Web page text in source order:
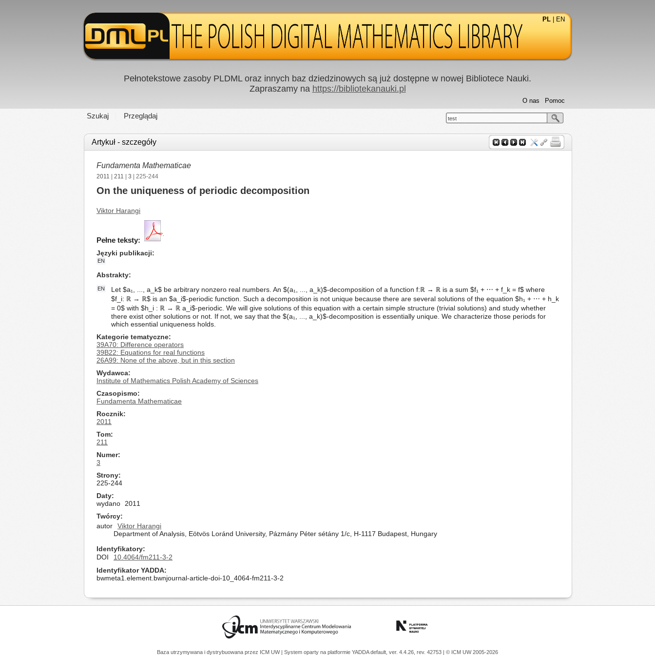
PL EN
Pełnotekstowe zasoby PLDML oraz innych baz dziedzinowych są już dostępne w nowej Bibliotece Nauki.
Zapraszamy na https://bibliotekanauki.pl
Szukaj Przeglądaj
Pomoc
O nas
test
Artykuł - szczegóły
Fundamenta Mathematicae
2011 211 3 | 225-244
On the uniqueness of periodic decomposition
Viktor Harangi
Pełne teksty:
Języki publikacji
EN
Abstrakty
EN
Let $a₁, ..., a_k$ be arbitrary nonzero real numbers. An $(a₁, ..., a_k)$-decomposition of a function f:ℝ → ℝ is a sum $f₁ + ⋯ + f_k = f$ where
$f_i: ℝ → ℝ$ is an $a_i$-periodic function. Such a decomposition is not unique because there are several solutions of the equation $h₁ + ⋯ + h_k
= 0$ with $h_i : ℝ → ℝ a_i$-periodic. We will give solutions of this equation with a certain simple structure (trivial solutions) and study whether
there exist other solutions or not. If not, we say that the $(a₁, ..., a_k)$-decomposition is essentially unique. We characterize those periods for
which essential uniqueness holds.
Kategorie tematyczne
39A70: Difference operators
39B22: Equations for real functions
26A99: None of the above, but in this section
Wydawca
Institute of Mathematics Polish Academy of Sciences
Czasopismo
Fundamenta Mathematicae
Rocznik
2011
Tom
211
Numer
3
Strony
225-244
Daty
wydano
2011
Twórcy
autor
Viktor Harangi
Department of Analysis, Eötvös Loránd University, Pázmány Péter sétány 1/c, H-1117 Budapest, Hungary
Identyfikatory
DOI
10.4064/fm211-3-2
Identyfikator YADDA
bwmeta1.element.bwnjournal-article-doi-10_4064-fm211-3-2
Baza utrzymywana i dystrybuowana przez ICM UW | System oparty na platformie YADDAdefault, ver. 4.4.26, rev. 42753 | © ICM UW 2005-2026